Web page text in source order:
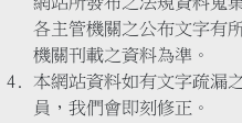
各主管機關之公布文字有
機關刊載之資料為準。
本網站資料如有文字疏漏
員，我們會即刻修正。